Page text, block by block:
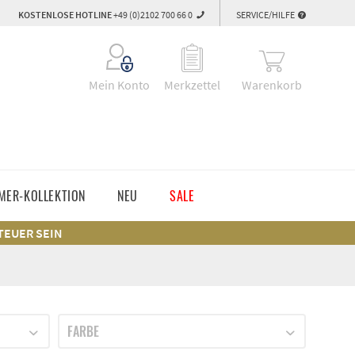
SERVICE/HILFE
KOSTENLOSE HOTLINE+49 (0)2102 700 66 0
Mein Konto Merkzettel Warenkorb
KOLLEKTION NEU SALE
SEIN
FARBE